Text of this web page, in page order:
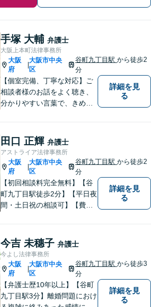
手塚 大輔 弁護士
大阪上本町法律事務所
大阪
府
|
大阪市中央
区
谷町九丁目駅から徒歩2
分
【個室完備、丁寧な対応】ご
相談者様のお話をよく聴き、
分かりやすい言葉で、きめ細
ております。相談にお越しい
ただいた方々が安心して落ち
着いてお話することができる
よう、完全個室をご準備して
おります。どうぞお気軽にご
相談ください。
詳細を見
る
田口 正輝 弁護士
アストライア法律事務所
大阪
府
|
大阪市中央
区
谷町九丁目駅から徒歩2
分
【初回相談料完全無料】【谷
町九丁目駅徒歩2分】【平日夜
間・土日祝の相談可】【費用
いたします。
詳細を見
る
今吉 未穗子 弁護士
今よし法律事務所
大阪
府
|
大阪市中央
区
谷町九丁目駅から徒歩3
分
【弁護士歴10年以上】【谷町
九丁目駅3分】離婚問題におけ
詳細を見
る